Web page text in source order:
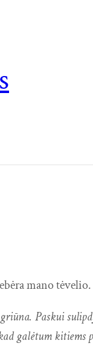
mano tėvelio.
Paskui
galėtum kitiems